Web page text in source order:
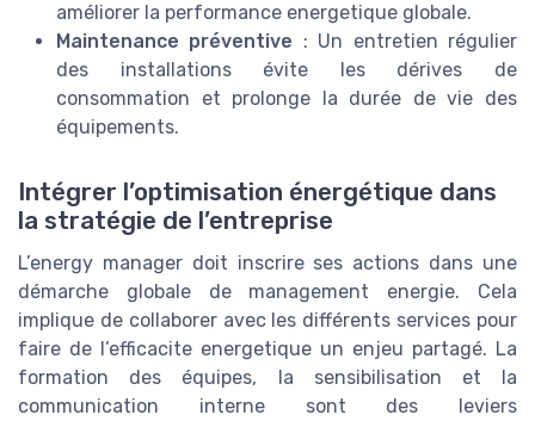
améliorer la performance energetique globale.
Maintenance préventive : Un entretien régulier
des installations évite les dérives de
consommation et prolonge la durée de vie des
équipements.
Intégrer l’optimisation énergétique dans
la stratégie de l’entreprise
L’energy manager doit inscrire ses actions dans une
démarche globale de management energie. Cela
implique de collaborer avec les différents services pour
faire de l’efficacite energetique un enjeu partagé. La
formation des équipes, la sensibilisation et la
communication interne sont des leviers